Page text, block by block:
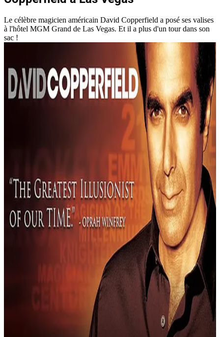
Le célèbre magicien américain David Copperfield a posé ses valises
à l'hôtel MGM Grand de Las Vegas. Et il a plus d'un tour dans son
sac !